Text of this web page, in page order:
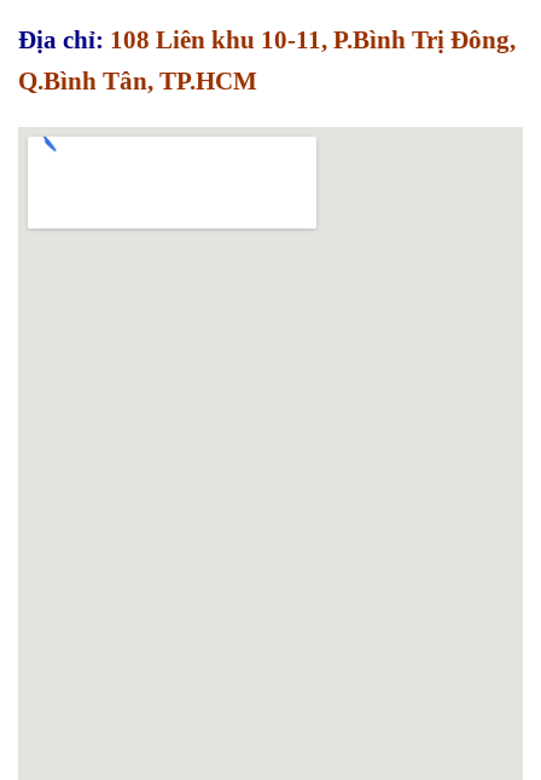
Địa chỉ: 108 Liên khu 10-11, P.Bình Trị Đông,
Q.Bình Tân, TP.HCM